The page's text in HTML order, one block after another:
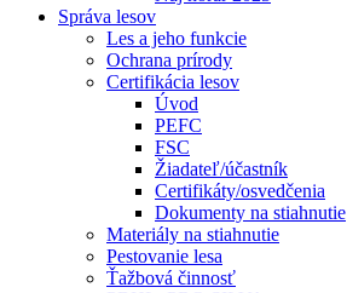
Správa lesov
Les a jeho funkcie
Ochrana prírody
Certifikácia lesov
Úvod
PEFC
FSC
Žiadateľ/účastník
Certifikáty/osvedčenia
Dokumenty na stiahnutie
Materiály na stiahnutie
Pestovanie lesa
Ťažbová činnosť